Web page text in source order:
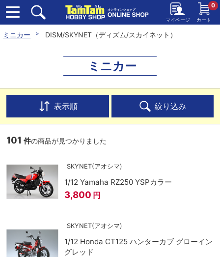
マイページ カート
0
ミニカー DISM/SKYNET（ディズム/スカイネット）
ミニカー
表示順 絞り込み
101 件の商品が見つかりました
SKYNET(アオシマ)
1/12 Yamaha RZ250 YSPカラー
3,800 円
SKYNET(アオシマ)
1/12 Honda CT125 ハンターカブ グローイン
グレッド